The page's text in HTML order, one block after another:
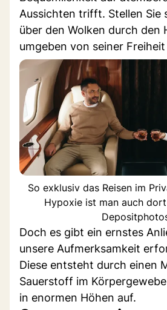
Aussichten trifft. Stellen Sie
über den Wolken durch den
umgeben von seiner
So exklusiv das Reisen im
Hypoxie ist man auch
Doch es gibt ein ernstes
unsere Aufmerksamkeit
Diese entsteht durch einen
Sauerstoff im
in enormen Höhen auf.